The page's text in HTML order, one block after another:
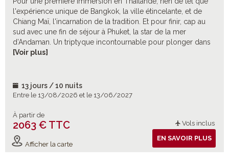
l'expérience unique de Bangkok, la ville étincelante, et de
Chiang Maï, l'incarnation de la tradition. Et pour finir, cap au
sud avec une fin de séjour à Phuket, la star de la mer
d’Andaman. Un triptyque incontournable pour plonger dans
les charmes envoûtants de ce merveilleux pays ! Et pour
d’hébergements en catégorie supérieure.
[Voir plus]
13 jours / 10 nuits
Entre le 13/08/2026 et le 13/06/2027
À partir de
2063 € TTC Vols inclus
Afficher la carte
EN SAVOIR PLUS